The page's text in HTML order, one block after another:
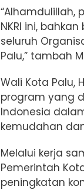
“Alhamdulillah, p
NKRI ini,
seluruh
Palu,” tambah
Wali Kota Palu,
program yang
Indonesia
kemudahan
Melalui kerja
Pemerintah
peningkatan